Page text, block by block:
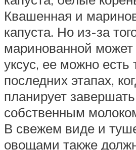
Квашенная и
капуста. Но из-за
маринованной может
уксус, ее можно есть
последних этапах,
планирует
собственным
В свежем виде и
овощами также